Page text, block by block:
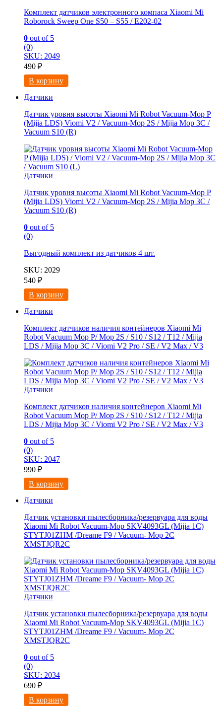
Комплект датчиков электронного компаса Xiaomi Mi
Roborock Sweep One S50 – S55 / E202-02
0 out of 5
(0)
SKU: 2049
490 ₽
В корзину
Датчики
Датчик уровня высоты Xiaomi Mi Robot Vacuum-Mop P
(Mijia LDS) Viomi V2 / Vacuum-Mop 2S / Mijia Mop 3C /
Vacuum S10 (R)
Датчики
Датчик уровня высоты Xiaomi Mi Robot Vacuum-Mop P
(Mijia LDS) Viomi V2 / Vacuum-Mop 2S / Mijia Mop 3C /
Vacuum S10 (R)
0 out of 5
(0)
Выгодный комплект из датчиков 4 шт.
SKU: 2029
540 ₽
В корзину
Датчики
Комплект датчиков наличия контейнеров Xiaomi Mi
Robоt Vасuum Mоp Р/ Mop 2S / S10 / S12 / T12 / Mijia
LDS / Mijiа Мор 3C / Viomi V2 Рro / SE / V2 Mах / V3
Датчики
Комплект датчиков наличия контейнеров Xiaomi Mi
Robоt Vасuum Mоp Р/ Mop 2S / S10 / S12 / T12 / Mijia
LDS / Mijiа Мор 3C / Viomi V2 Рro / SE / V2 Mах / V3
0 out of 5
(0)
SKU: 2047
990 ₽
В корзину
Датчики
Датчик установки пылесборника/резервуара для воды
Xiaomi Mi Robot Vacuum-Mop SKV4093GL (Mijia 1C)
STYTJ01ZHM /Dreame F9 / Vacuum- Mop 2C
XMSTJQR2C
Датчики
Датчик установки пылесборника/резервуара для воды
Xiaomi Mi Robot Vacuum-Mop SKV4093GL (Mijia 1C)
STYTJ01ZHM /Dreame F9 / Vacuum- Mop 2C
XMSTJQR2C
0 out of 5
(0)
SKU: 2034
690 ₽
В корзину